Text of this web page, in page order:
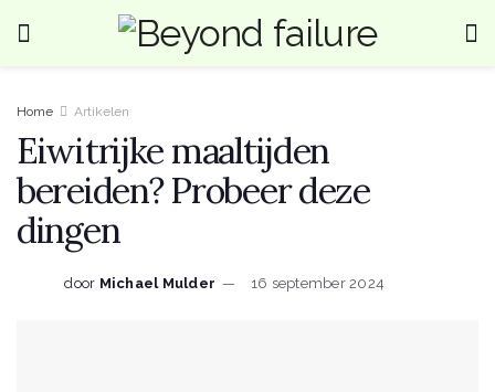
Home Artikelen
Eiwitrijke maaltijden
bereiden? Probeer deze
dingen
door Michael Mulder 16 september 2024